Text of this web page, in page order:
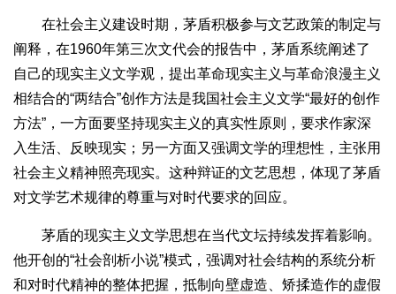
在社会主义建设时期，茅盾积极参与文艺政策的制定与
阐释，在1960年第三次文代会的报告中，茅盾系统阐述了
自己的现实主义文学观，提出革命现实主义与革命浪漫主义
相结合的“两结合”创作方法是我国社会主义文学“最好的创作
方法”，一方面要坚持现实主义的真实性原则，要求作家深
入生活、反映现实；另一方面又强调文学的理想性，主张用
社会主义精神照亮现实。这种辩证的文艺思想，体现了茅盾
对文学艺术规律的尊重与对时代要求的回应。
茅盾的现实主义文学思想在当代文坛持续发挥着影响。
他开创的“社会剖析小说”模式，强调对社会结构的系统分析
和对时代精神的整体把握，抵制向壁虚造、矫揉造作的虚假